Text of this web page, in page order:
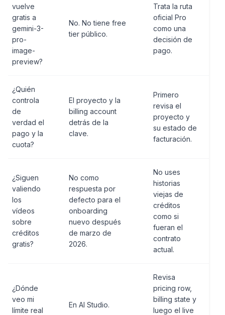
vuelve
gratis a
gemini-3-
pro-
image-
preview?
No. No tiene free
tier público.
Trata la ruta
oficial Pro
como una
decisión de
pago.
¿Quién
controla
de
verdad el
pago y la
cuota?
El proyecto y la
billing account
detrás de la
clave.
Primero
revisa el
proyecto y
su estado de
facturación.
¿Siguen
valiendo
los
vídeos
sobre
créditos
gratis?
No como
respuesta por
defecto para el
onboarding
nuevo después
de marzo de
2026.
No uses
historias
viejas de
créditos
como si
fueran el
contrato
actual.
¿Dónde
veo mi
límite real
En AI Studio.
Revisa
pricing row,
billing state y
luego el live